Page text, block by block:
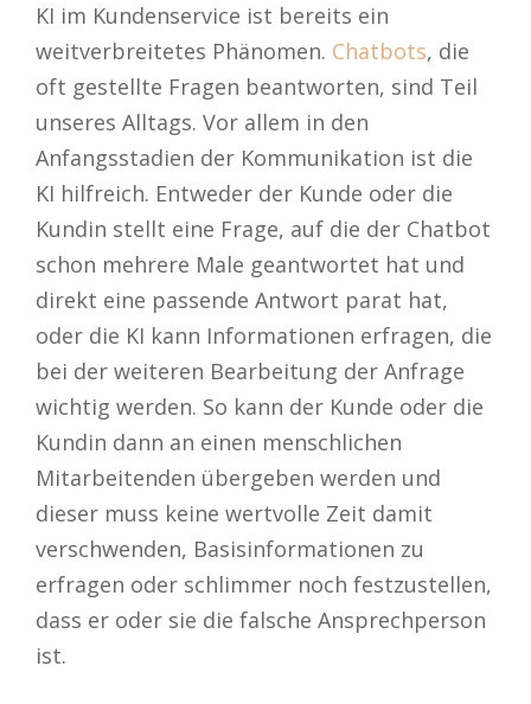
KI im Kundenservice ist bereits ein
weitverbreitetes Phänomen. Chatbots, die
oft gestellte Fragen beantworten, sind Teil
unseres Alltags. Vor allem in den
Anfangsstadien der Kommunikation ist die
KI hilfreich. Entweder der Kunde oder die
Kundin stellt eine Frage, auf die der Chatbot
schon mehrere Male geantwortet hat und
direkt eine passende Antwort parat hat,
oder die KI kann Informationen erfragen, die
bei der weiteren Bearbeitung der Anfrage
wichtig werden. So kann der Kunde oder die
Kundin dann an einen menschlichen
Mitarbeitenden übergeben werden und
dieser muss keine wertvolle Zeit damit
verschwenden, Basisinformationen zu
erfragen oder schlimmer noch festzustellen,
dass er oder sie die falsche Ansprechperson
ist.